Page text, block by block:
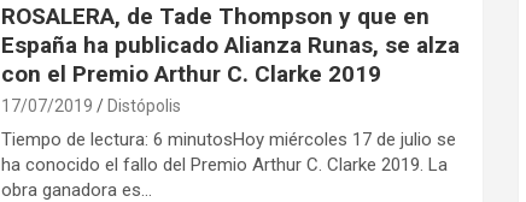
ROSALERA, de Tade Thompson y que en
España ha publicado Alianza Runas, se alza
con el Premio Arthur C. Clarke 2019
17/07/2019 Distópolis
Tiempo de lectura: 6 minutosHoy miércoles 17 de julio se
ha conocido el fallo del Premio Arthur C. Clarke 2019. La
obra ganadora es…